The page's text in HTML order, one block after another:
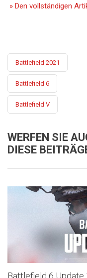
» Den vollständigen
Battlefield 2021
Battlefield 6
Battlefield V
WERFEN SIE
DIESE